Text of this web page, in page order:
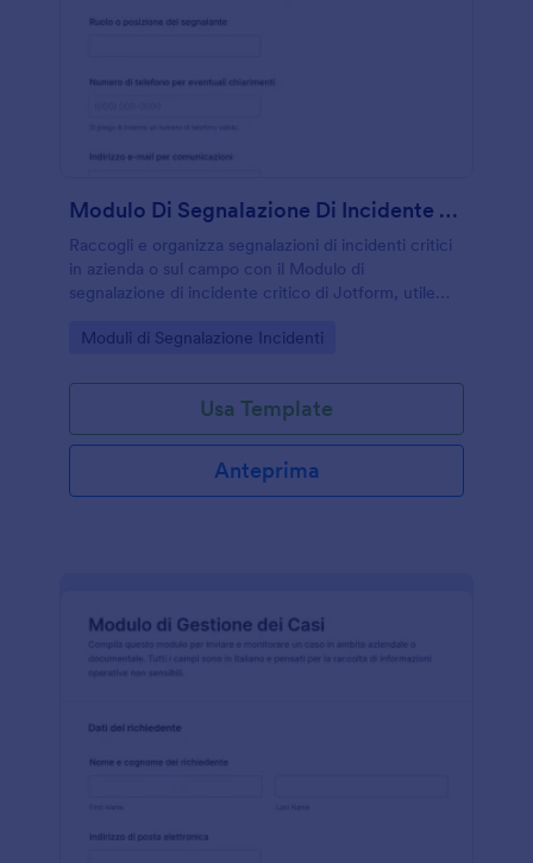
Modulo Di Segnalazione Di Incidente Critico
Raccogli e organizza segnalazioni di incidenti critici
in azienda o sul campo con il Modulo di
segnalazione di incidente critico di Jotform, utile
migliorare la raccolta dati.
Go to Category:
Moduli di Segnalazione Incidenti
Usa Template
Anteprima